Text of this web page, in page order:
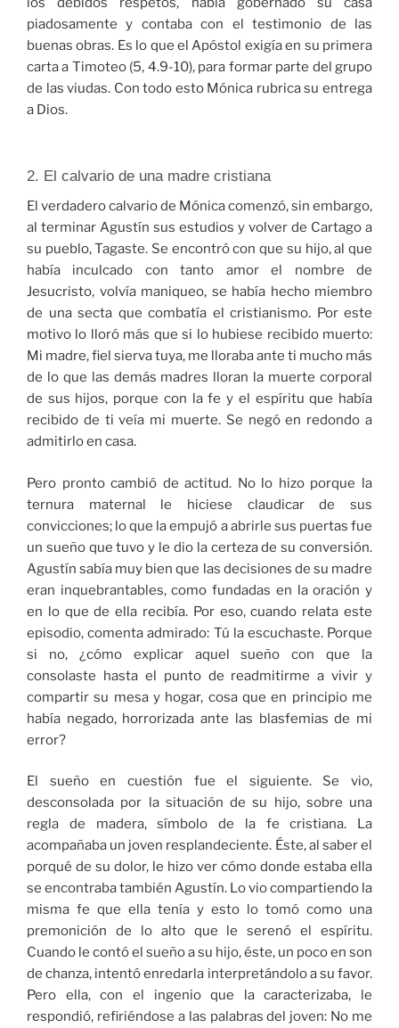
piadosamente y contaba con el testimonio de las
buenas obras. Es lo que el Apóstol exigía en su primera
carta a Timoteo (5, 4.9-10), para formar parte del grupo
de las viudas. Con todo esto Mónica rubrica su entrega
a Dios.
2. El calvario de una madre cristiana
El verdadero calvario de Mónica comenzó, sin embargo,
al terminar Agustín sus estudios y volver de Cartago a
su pueblo, Tagaste. Se encontró con que su hijo, al que
había inculcado con tanto amor el nombre de
Jesucristo, volvía maniqueo, se había hecho miembro
de una secta que combatía el cristianismo. Por este
motivo lo lloró más que si lo hubiese recibido muerto:
Mi madre, fiel sierva tuya, me lloraba ante ti mucho más
de lo que las demás madres lloran la muerte corporal
de sus hijos, porque con la fe y el espíritu que había
recibido de ti veía mi muerte. Se negó en redondo a
admitirlo en casa.
Pero pronto cambió de actitud. No lo hizo porque la
ternura maternal le hiciese claudicar de sus
convicciones; lo que la empujó a abrirle sus puertas fue
un sueño que tuvo y le dio la certeza de su conversión.
Agustín sabía muy bien que las decisiones de su madre
eran inquebrantables, como fundadas en la oración y
en lo que de ella recibía. Por eso, cuando relata este
episodio, comenta admirado: Tú la escuchaste. Porque
si no, ¿cómo explicar aquel sueño con que la
consolaste hasta el punto de readmitirme a vivir y
compartir su mesa y hogar, cosa que en principio me
había negado, horrorizada ante las blasfemias de mi
error?
El sueño en cuestión fue el siguiente. Se vio,
desconsolada por la situación de su hijo, sobre una
regla de madera, símbolo de la fe cristiana. La
acompañaba un joven resplandeciente. Éste, al saber el
porqué de su dolor, le hizo ver cómo donde estaba ella
se encontraba también Agustín. Lo vio compartiendo la
misma fe que ella tenía y esto lo tomó como una
premonición de lo alto que le serenó el espíritu.
Cuando le contó el sueño a su hijo, éste, un poco en son
de chanza, intentó enredarla interpretándolo a su favor.
Pero ella, con el ingenio que la caracterizaba, le
respondió, refiriéndose a las palabras del joven: No me